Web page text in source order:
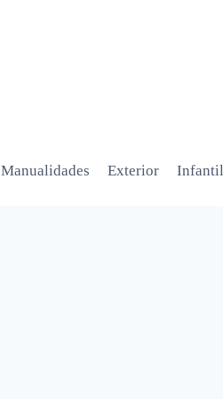
Manualidades Exterior Infantil